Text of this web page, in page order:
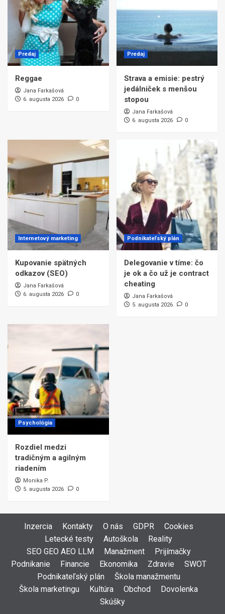
Predaj
Reggae
Jana Farkašová
6. augusta 2026
0
Predaj
Strava a emisie: pestrý
jedálniček s menšou
stopou
Jana Farkašová
6. augusta 2026
0
Internetový marketing
Kupovanie spätných
odkazov (SEO)
Jana Farkašová
6. augusta 2026
0
Podnikateľský plán
Delegovanie v tíme: čo
je ok a čo už je contract
cheating
Jana Farkašová
5. augusta 2026
0
Psychológia
Rozdiel medzi
tradičným a agilným
riadením
Monika P.
5. augusta 2026
0
Inzercia Kontakty O nás GDPR
Cookies
Letecké testy
Autoškola
Reality
SEO GEO AEO LLM
Manažment
Prijímačky
Podnikanie
Financie Ekonomika Zdravie
SWOT
Podnikateľský plán
Škola manažmentu
Škola marketingu
Kultúra Obchod
Dovolenka
Skúšky